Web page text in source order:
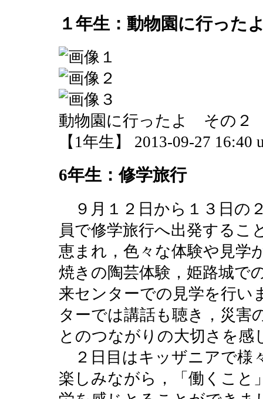
１年生：動物園に行っ
動物園に行ったよ その２
【1年生】 2013-09-27 16:40
6年生：修学旅行
９月１２日から１３日の
員で修学旅行へ出発するこ
恵まれ，色々な体験や見学
焼きの陶芸体験，姫路城で
来センターでの見学を行い
ターでは講話も聴き，災害
とのつながりの大切さを
２日目はキッザニアで様
楽しみながら，「働くこと